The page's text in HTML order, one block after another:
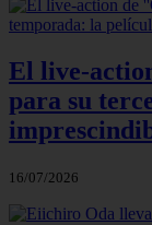
El live-
para su
16/07/2026